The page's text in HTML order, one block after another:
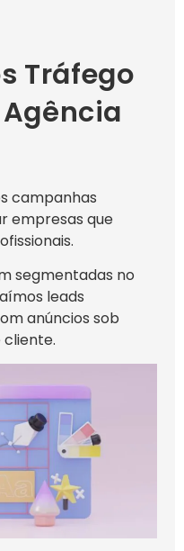
Tráfego
campanhas
empresas que
segmentadas no
leads
anúncios sob